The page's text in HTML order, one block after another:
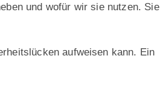
und wofür wir sie nutzen. Sie
aufweisen kann. Ein